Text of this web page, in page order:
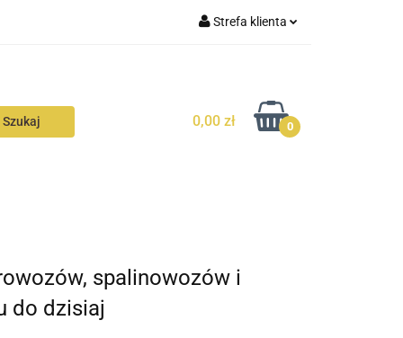
Strefa klienta
Dodaj zgłoszenie
0,00 zł 0
spalinowozów i
do dzisiaj